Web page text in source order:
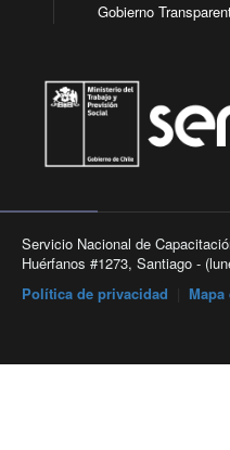
Gobierno
Servicio Nacional de
Huérfanos #1273, Santiago -
Política de privacidad